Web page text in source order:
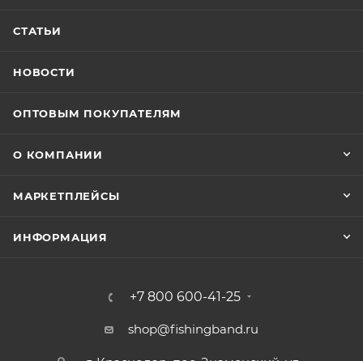
СТАТЬИ
НОВОСТИ
ОПТОВЫМ ПОКУПАТЕЛЯМ
О КОМПАНИИ
МАРКЕТПЛЕЙСЫ
ИНФОРМАЦИЯ
+7 800 600-41-25
shop@fishingband.ru